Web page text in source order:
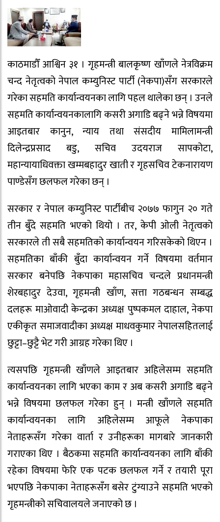
काठमाडौँ आश्विन ३१ । गृहमन्त्री बालकृष्ण खाँणले नेत्रविक्रम
चन्द नेतृत्वको नेपाल कम्युनिस्ट पार्टी (नेकपा)सँग सरकारले
गरेका सहमति कार्यान्वयनका लागि पहल थालेका छन् । उनले
सहमति कार्यान्वयनकालागि कसरी अगाडि बढ्ने भन्ने विषयमा
आइतबार कानुन, न्याय तथा संसदीय मामिलामन्त्री
दिलेन्द्रप्रसाद बडु, सचिव उदयराज सापकोटा,
महान्यायाधिवक्ता खम्मबहादुर खाती र गृहसचिव टेकनारायण
पाण्डेसँग छलफल गरेका छन् ।
सरकार र नेपाल कम्युनिस्ट पार्टीबीच २०७७ फागुन २० गते
तीन बुँदे सहमति भएको थियो । तर, केपी ओली नेतृत्वको
सरकारले ती सबै सहमतिको कार्यान्वयन गरिसकेको थिएन ।
सहमतिका बाँकी बुँदा कार्यान्वयन गर्ने विषयमा वर्तमान
सरकार बनेपछि नेकपाका महासचिव चन्दले प्रधानमन्त्री
शेरबहादुर देउवा, गृहमन्त्री खाँण, सत्ता गठबन्धन सम्बद्ध
दलहरू माओवादी केन्द्रका अध्यक्ष पुष्पकमल दाहाल, नेकपा
एकीकृत समाजवादीका अध्यक्ष माधवकुमार नेपालसहितलाई
छुट्टा–छुट्टै भेट गरी आग्रह गरेका थिए ।
त्यसपछि गृहमन्त्री खाँणले आइतबार अहिलेसम्म सहमति
कार्यान्वयनका लागि भएका काम र अब कसरी अगाडि बढ्ने
भन्ने विषयमा छलफल गरेका हुन् । मन्त्री खाँणले सहमति
कार्यान्वयनका लागि अहिलेसम्म आफूले नेकपाका
नेताहरूसँग गरेका वार्ता र उनीहरूका मागबारे जानकारी
गराएका थिए । बैठकमा सहमति कार्यान्वयनका लागि बाँकी
रहेका विषयमा फेरि एक पटक छलफल गर्ने र तयारी पूरा
भएपछि नेकपाका नेताहरूसँग बसेर टुंग्याउने सहमति भएको
गृहमन्त्रीको सचिवालयले जनाएको छ ।